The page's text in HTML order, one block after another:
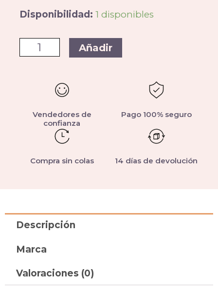
Disponibilidad: 1 disponibles
Añadir
Vendedores de
confianza
Pago 100% seguro
Compra sin colas 14 días de devolución
Descripción
Marca
Valoraciones (0)